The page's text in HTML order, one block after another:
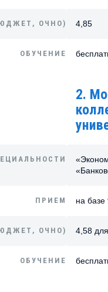
ОЧНО) 4,85
ОБУЧЕНИЕ
2.
ПРИЕМ на базе
ОЧНО) 4,58
ОБУЧЕНИЕ